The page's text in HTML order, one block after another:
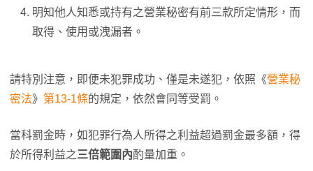
明知他人知悉或持有之營業秘密有前三款所定情形，而
取得、使用或洩漏者。
請特別注意，即便未犯罪成功、僅是未遂犯，依照《營業秘
密法》 第13-1條的規定，依然會同等受罰。
當科罰金時，如犯罪行為人所得之利益超過罰金最多額，得
於所得利益之三倍範圍內酌量加重。